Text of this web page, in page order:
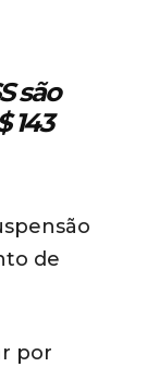
são
143
de
por